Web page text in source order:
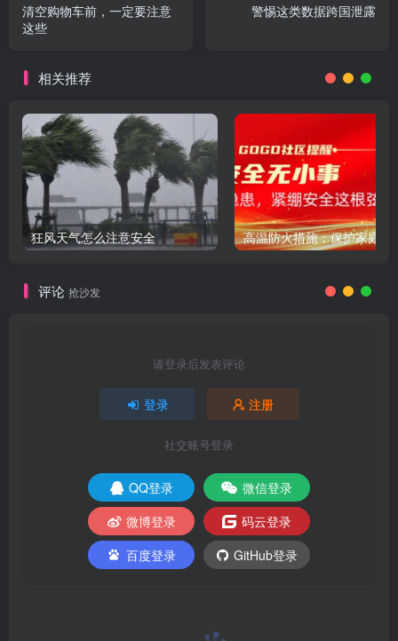
清空购物车前，一定要注意
这些
警惕这类数据跨国泄露
相关推荐
狂风天气怎么注意安全
评论 抢沙发
请登录后发表评论
登录 注册
社交账号登录
QQ登录
微信登录
微博登录
码云登录
百度登录
GitHub登录